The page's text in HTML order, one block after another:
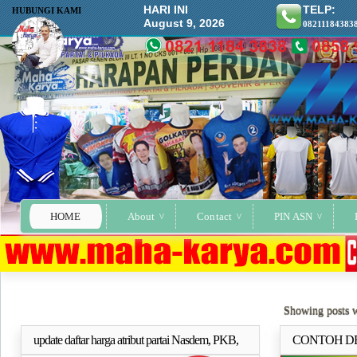
HOME About Contact PIN ASN
HUBUNGI KAMI
HARI INI
August 9, 2026
TELP:
Showing posts
update daftar harga atribut partai Nasdem, PKB,
Selengkapnya..
CONTOH